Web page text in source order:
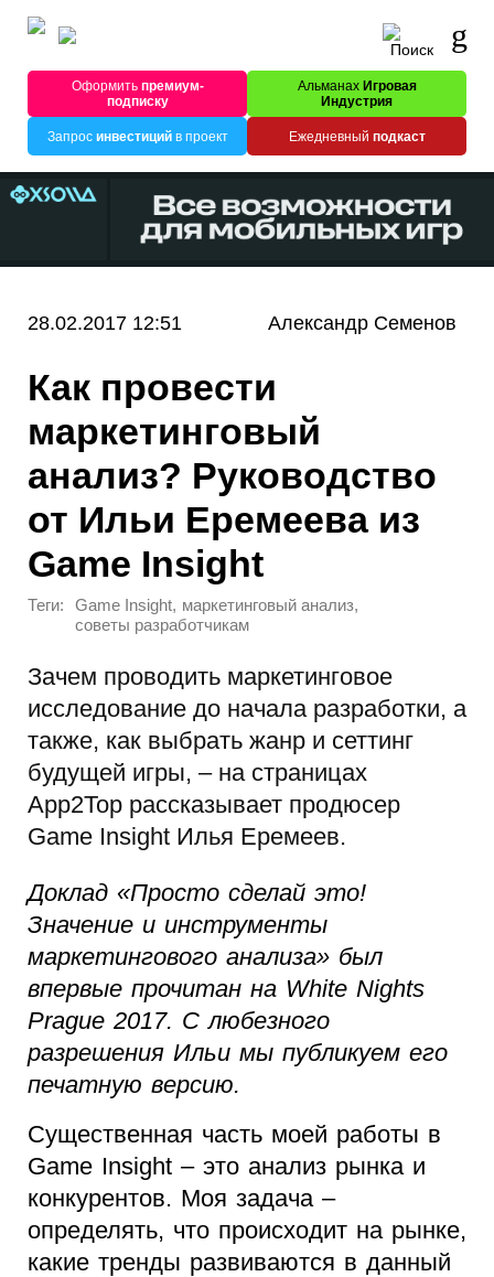
Оформитьпремиум-
подписку
Альманах Игровая
Индустрия
Запрос инвестицийв проект Ежедневный подкаст
28.02.2017 12:51 Александр Семенов
Как провести
маркетинговый
анализ? Руководство
от Ильи Еремеева из
Game Insight
Теги: Game Insight, маркетинговый анализ,
советы разработчикам
Зачем проводить маркетинговое
исследование до начала разработки, а
также, как выбрать жанр и сеттинг
будущей игры, – на страницах
App2Top рассказывает продюсер
Game Insight Илья Еремеев.
Доклад «Просто сделай это!
Значение и инструменты
маркетингового анализа» был
впервые прочитан на White Nights
Prague 2017. С любезного
разрешения Ильи мы публикуем его
печатную версию.
Существенная часть моей работы в
Game Insight – это анализ рынка и
конкурентов. Моя задача –
определять, что происходит на рынке,
какие тренды развиваются в данный